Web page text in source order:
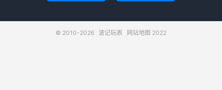
© 2010-2026 波记玩表 网站地图 2022